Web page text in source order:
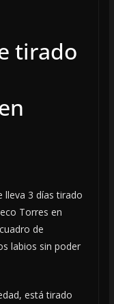
tirado
lleva 3 días tirado
Torres en
de
labios sin poder
está tirado